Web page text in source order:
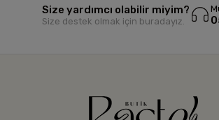
Size yardımcı olabilir miyim?
Size destek olmak için buradayız.